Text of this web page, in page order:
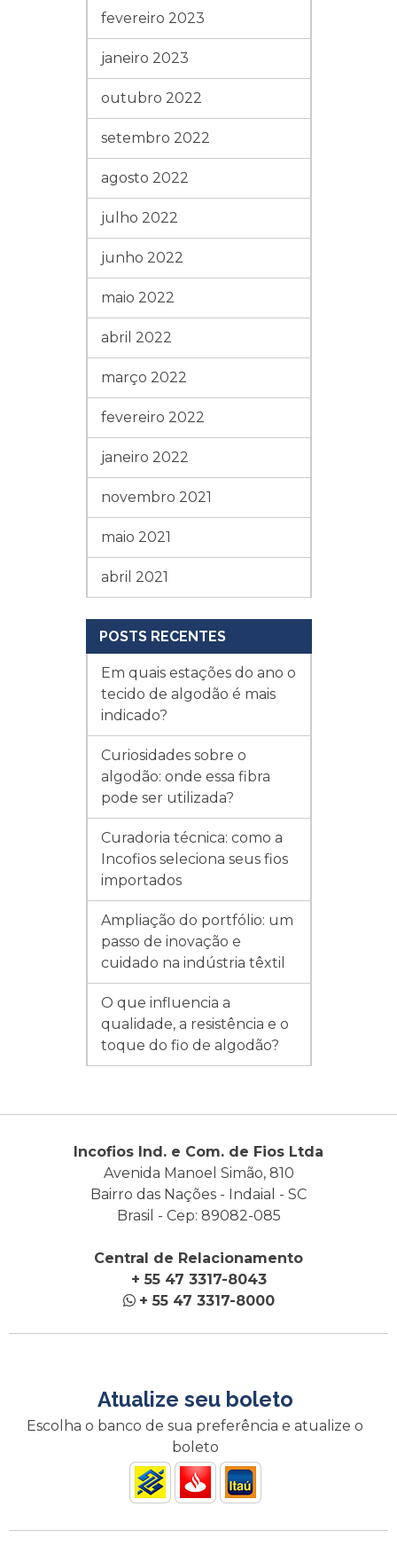
fevereiro 2023
janeiro 2023
outubro 2022
setembro 2022
agosto 2022
julho 2022
junho 2022
maio 2022
abril 2022
março 2022
fevereiro 2022
janeiro 2022
novembro 2021
maio 2021
abril 2021
POSTS RECENTES
Em quais estações do ano o
tecido de algodão é mais
indicado?
Curiosidades sobre o
algodão: onde essa fibra
pode ser utilizada?
Curadoria técnica: como a
Incofios seleciona seus fios
importados
Ampliação do portfólio: um
passo de inovação e
cuidado na indústria têxtil
O que influencia a
qualidade, a resistência e o
toque do fio de algodão?
Incofios Ind. e Com. de Fios Ltda
Avenida Manoel Simão, 810
Bairro das Nações - Indaial - SC
Brasil - Cep: 89082-085
Central de Relacionamento
+ 55 47 3317-8043
+ 55 47 3317-8000
Atualize seu boleto
Escolha o banco de sua preferência e atualize o
boleto